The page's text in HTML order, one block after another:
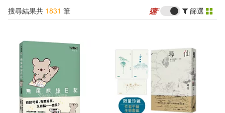
結
所有商品(1989) 圖書(1836)
中文書(1831)
搜尋結果共 1831 筆 篩選